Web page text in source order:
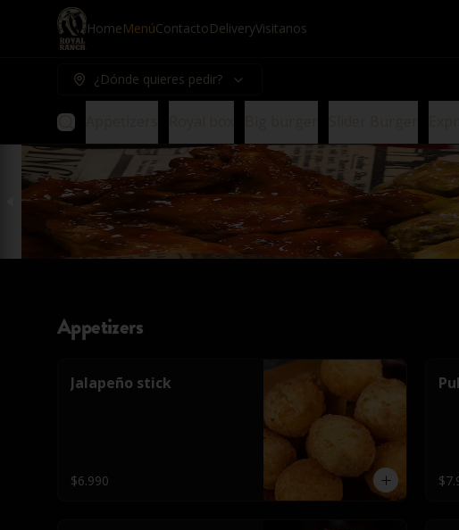
HomeMenúContactoDeliveryVisitanos
¿Dónde quieres pedir?
Appetizers
Jalapeño stick
$6.990